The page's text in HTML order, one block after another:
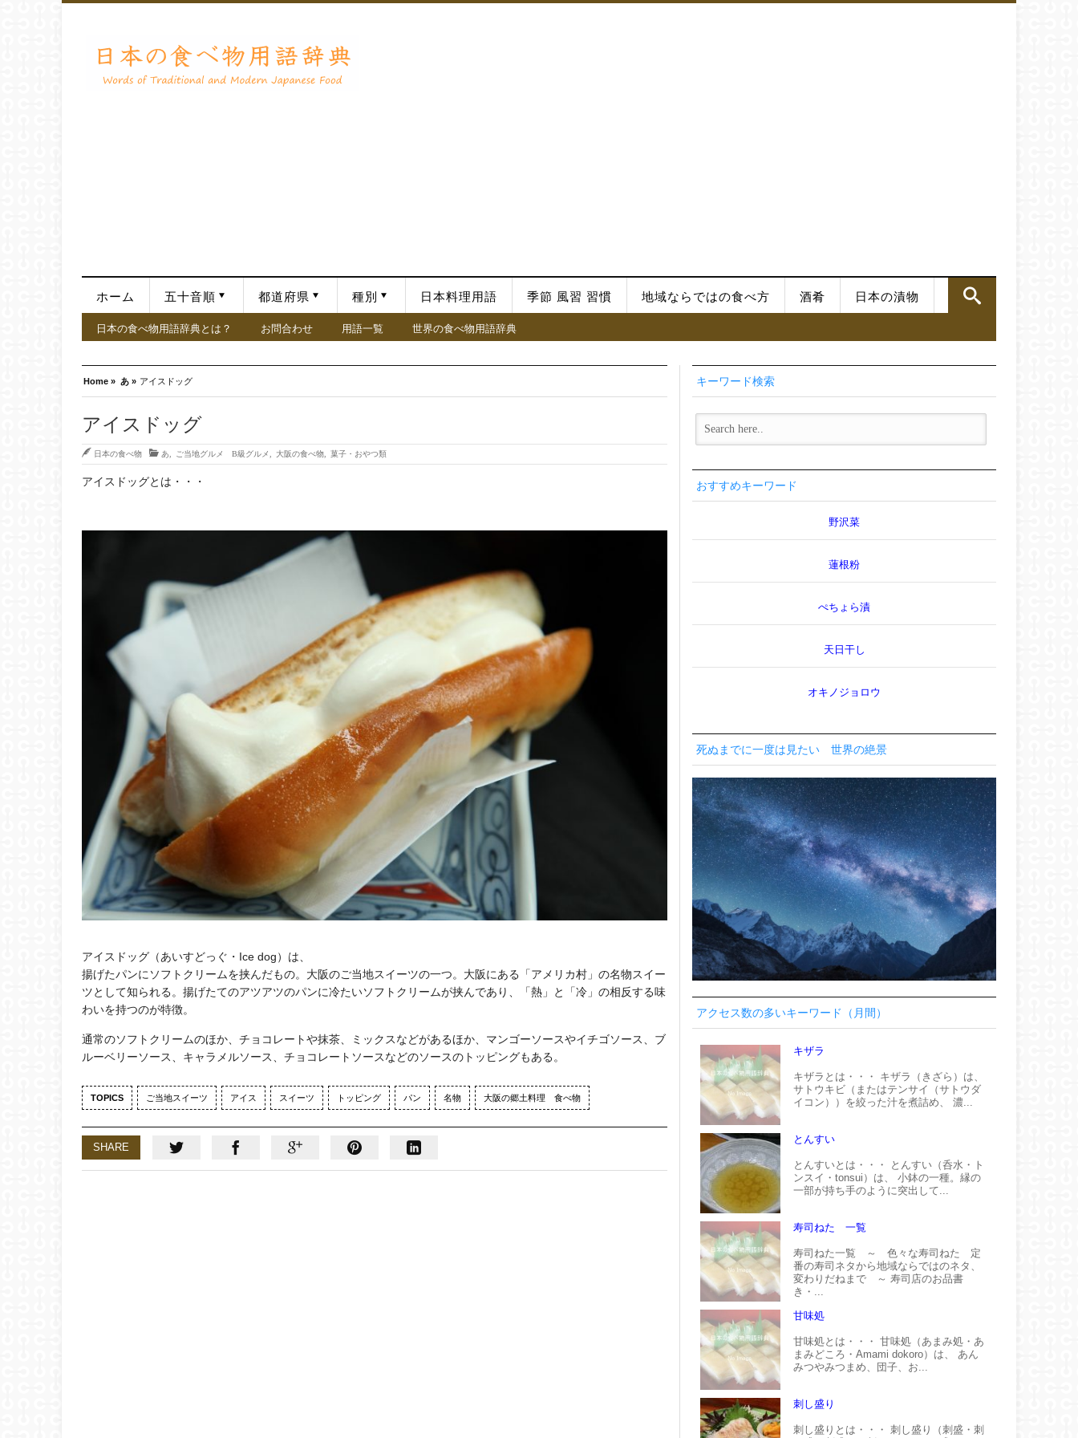
ホーム 五十音順 都道府県 種別 日本料理用語 季節 風習 習慣 地域ならではの食べ方 酒肴 日本の漬物
日本の食べ物用語辞典とは？ お問合わせ 用語一覧 世界の食べ物用語辞典
Home » あ » アイスドッグ
アイスドッグ
日本の食べ物 あ ご当地グルメ B級グルメ 大阪の食べ物 菓子・おやつ類
アイスドッグとは・・・
アイスドッグ（あいすどっぐ・Ice dog）は、
揚げたパンにソフトクリームを挟んだもの。大阪のご当地スイーツの一つ。大阪にある「アメリカ村」の名物スイー
ツとして知られる。揚げたてのアツアツのパンに冷たいソフトクリームが挟んであり、「熱」と「冷」の相反する味
わいを持つのが特徴。
通常のソフトクリームのほか、チョコレートや抹茶、ミックスなどがあるほか、マンゴーソースやイチゴソース、ブ
ルーベリーソース、キャラメルソース、チョコレートソースなどのソースのトッピングもある。
TOPICS ご当地スイーツ アイス スイーツ トッピング パン 名物 大阪の郷土料理 食べ物
SHARE
キーワード検索
おすすめキーワード
野沢菜
蓮根粉
ぺちょら漬
天日干し
オキノジョロウ
死ぬまでに一度は見たい 世界の絶景
アクセス数の多いキーワード（月間）
キザラ
キザラとは・・・ キザラ（きざら）は、
サトウキビ（またはテンサイ（サトウダ
イコン））を絞った汁を煮詰め、 濃...
とんすい
とんすいとは・・・ とんすい（呑水・ト
ンスイ・tonsui）は、 小鉢の一種。縁の
一部が持ち手のように突出して...
寿司ねた 一覧
寿司ねた一覧 ～ 色々な寿司ねた 定
番の寿司ネタから地域ならではのネタ、
変わりだねまで ～ 寿司店のお品書
き・...
甘味処
甘味処とは・・・ 甘味処（あまみ処・あ
まみどころ・Amami dokoro）は、 あん
みつやみつまめ、団子、お...
刺し盛り
刺し盛りとは・・・ 刺し盛り（刺盛・刺